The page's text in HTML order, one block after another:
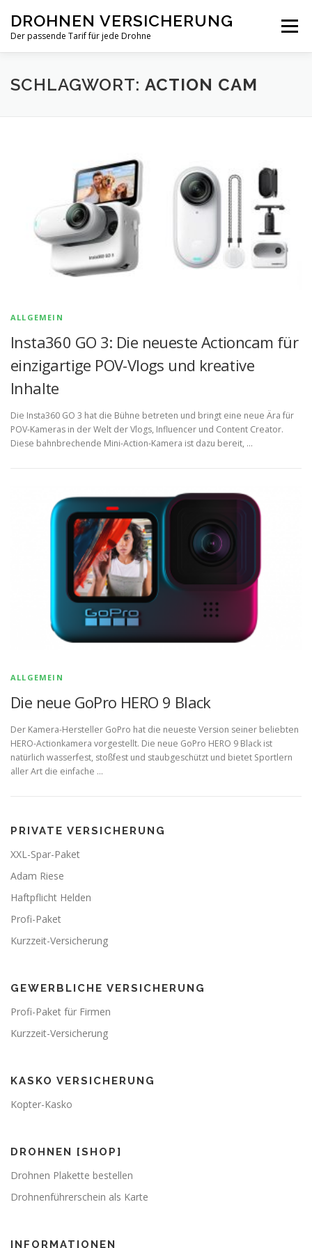
Inhalt
springen
DROHNEN VERSICHERUNG
Der passende Tarif für jede Drohne
Menü
TARIF-VERGLEICH PRIVAT GEWERBLICH
SCHLAGWORT: ACTION CAM
ALLGEMEIN
Insta360 GO 3: Die neueste Actioncam für
einzigartige POV-Vlogs und kreative
Inhalte
Die Insta360 GO 3 hat die Bühne betreten und bringt eine neue Ära für
POV-Kameras in der Welt der Vlogs, Influencer und Content Creator.
Diese bahnbrechende Mini-Action-Kamera ist dazu bereit, …
ALLGEMEIN
Die neue GoPro HERO 9 Black
Der Kamera-Hersteller GoPro hat die neueste Version seiner beliebten
HERO-Actionkamera vorgestellt. Die neue GoPro HERO 9 Black ist
natürlich wasserfest, stoßfest und staubgeschützt und bietet Sportlern
aller Art die einfache …
PRIVATE VERSICHERUNG
XXL-Spar-Paket
Adam Riese
Haftpflicht Helden
Profi-Paket
Kurzzeit-Versicherung
GEWERBLICHE VERSICHERUNG
Profi-Paket für Firmen
Kurzzeit-Versicherung
KASKO VERSICHERUNG
Kopter-Kasko
DROHNEN [SHOP]
Drohnen Plakette bestellen
Drohnenführerschein als Karte
INFORMATIONEN